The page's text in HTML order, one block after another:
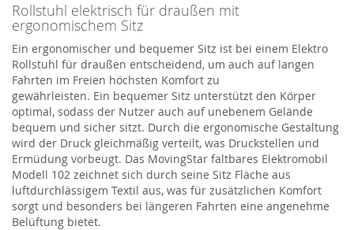
Rollstuhl elektrisch für draußen mit
ergonomischem Sitz
Ein ergonomischer und bequemer Sitz ist bei einem Elektro
Rollstuhl für draußen entscheidend, um auch auf langen
Fahrten im Freien höchsten Komfort zu
gewährleisten. Ein bequemer Sitz unterstützt den Körper
optimal, sodass der Nutzer auch auf unebenem Gelände
bequem und sicher sitzt. Durch die ergonomische Gestaltung
wird der Druck gleichmäßig verteilt, was Druckstellen und
Ermüdung vorbeugt. Das MovingStar faltbares Elektromobil
Modell 102 zeichnet sich durch seine Sitz Fläche aus
luftdurchlässigem Textil aus, was für zusätzlichen Komfort
sorgt und besonders bei längeren Fahrten eine angenehme
Belüftung bietet.